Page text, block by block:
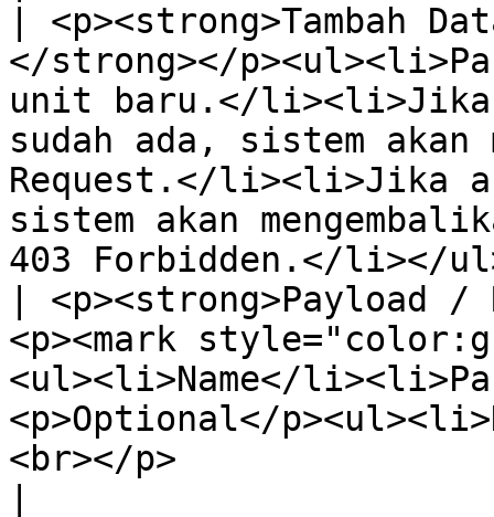
| <p><strong>Tambah
</strong></
unit baru.</
sudah ada, sistem akan
Request.</li><li>Jika
sistem akan
403 Forbidden.</li></
| <p><strong>Payload /
<p><mark
<ul><li>Name</
<p>Optional</
<br></p>